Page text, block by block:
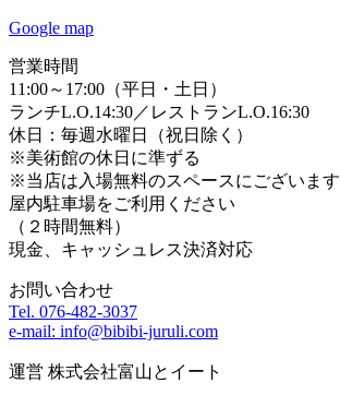
Google map
営業時間
11:00～17:00（平日・土日）
ランチL.O.14:30／レストランL.O.16:30
休日：毎週水曜日（祝日除く）
※美術館の休日に準ずる
※当店は入場無料のスペースにございます
屋内駐車場をご利用ください
（２時間無料）
現金、キャッシュレス決済対応
お問い合わせ
Tel. 076-482-3037
e-mail: info@bibibi-juruli.com
運営 株式会社富山とイート